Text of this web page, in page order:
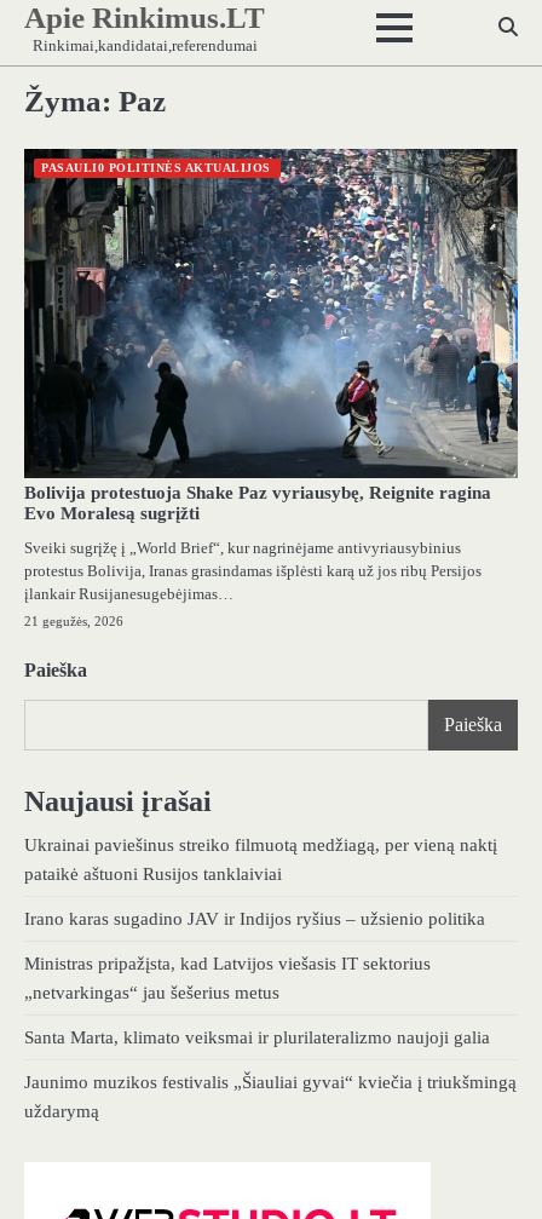
Skip
content
Apie Rinkimus.LT
Rinkimai,kandidatai,referendumai
Žyma: Paz
PASAULI0 POLITINĖS AKTUALIJOS
Bolivija protestuoja Shake Paz vyriausybę, Reignite ragina
Evo Moralesą sugrįžti
Sveiki sugrįžę į „World Brief“, kur nagrinėjame antivyriausybinius
protestus Bolivija, Iranas grasindamas išplėsti karą už jos ribų Persijos
įlankair Rusijanesugebėjimas…
21 gegužės, 2026
Paieška
Paieška
Naujausi įrašai
Ukrainai paviešinus streiko filmuotą medžiagą, per vieną naktį
pataikė aštuoni Rusijos tanklaiviai
Irano karas sugadino JAV ir Indijos ryšius – užsienio politika
Ministras pripažįsta, kad Latvijos viešasis IT sektorius
„netvarkingas“ jau šešerius metus
Santa Marta, klimato veiksmai ir plurilateralizmo naujoji galia
Jaunimo muzikos festivalis „Šiauliai gyvai“ kviečia į triukšmingą
uždarymą